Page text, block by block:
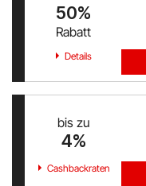
Peek &
PAGRO
xxxLutz
50%
Rabatt
Details
bis zu
4%
Cashbackraten